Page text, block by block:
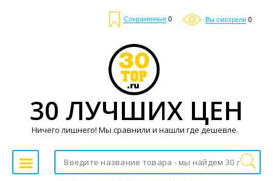
Сохраненные 0 Вы смотрели 0
30 ЛУЧШИХ ЦЕН
Ничего лишнего! Мы сравнили и нашли где дешевле.